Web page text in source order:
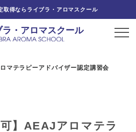
取得ならライブラ・アロマスクール
ラ・アロマスクール
マテラピーアドバイザー認定講習会
】AEAJアロマテラ